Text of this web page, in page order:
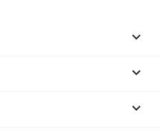


keyboard_arrow_down